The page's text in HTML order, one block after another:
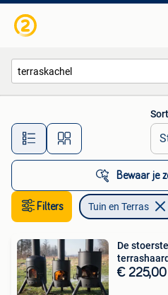
Alle
Bewaar je
Filters Tuin en Terras
De
€ 225,00